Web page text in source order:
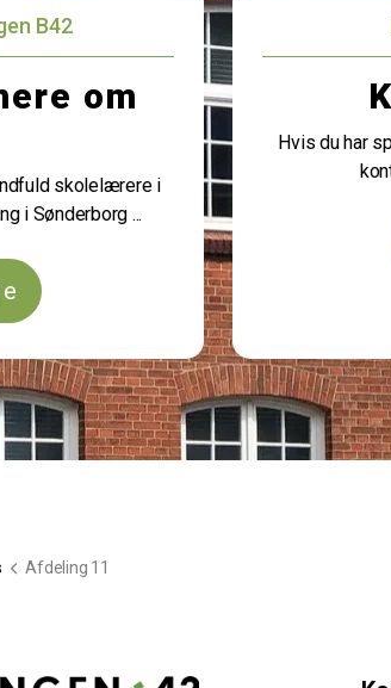
B42
om
skolelærere i
i Sønderborg ...
Hvis du har
Afdeling 11